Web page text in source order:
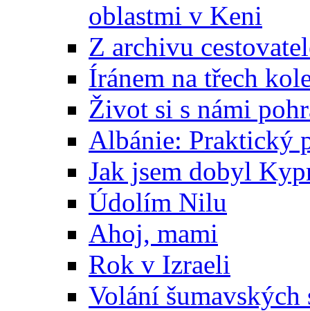
oblastmi v Keni
Z archivu
Íránem na třech
Život si s námi
Albánie: Praktický
Jak jsem dobyl
Údolím Nilu
Ahoj, mami
Rok v Izraeli
Volání šumavských